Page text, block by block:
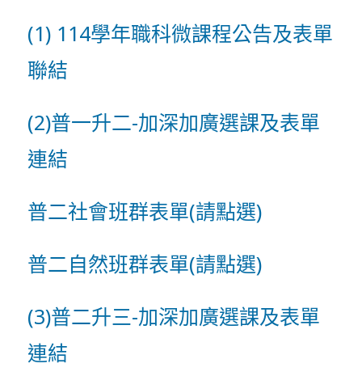
(1)114學年職科微課程公告及表單
聯結
(2)普一升二-加深加廣選課及表單
連結
普二社會班群表單(請點選)
普二自然班群表單(請點選)
(3)普二升三-加深加廣選課及表單
連結